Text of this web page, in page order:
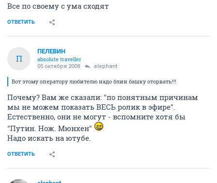
Все по своему с ума сходят
ОТВЕТИТЬ
П
ПЕЛЕВИН
absolute traveller
05 октября 2008 elephant
Вот этому оператору любителю надо блин башку оторвать!!!
Почему? Вам же сказали: "по понятным причинам
мы не можем показать ВЕСЬ ролик в эфире".
Естественно, они не могут - вспомните хотя бы
"Путин. Нож. Мюнхен"
Надо искать на ютубе.
ОТВЕТИТЬ